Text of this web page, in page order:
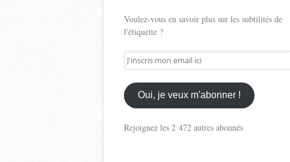
Voulez-vous en savoir plus sur les subtilités de
l'étiquette ?
J'inscris
mon
email
ici
Oui, je veux m'abonner !
Rejoignez les 2 472 autres abonnés